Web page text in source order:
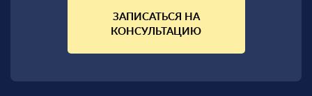
ЗАПИСАТЬСЯ НА
КОНСУЛЬТАЦИЮ